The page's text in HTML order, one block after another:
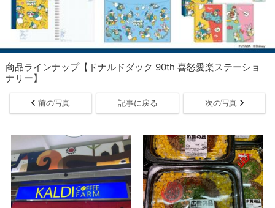
商品ラインナップ【ドナルドダック 90th 喜怒愛楽ステーショ
ナリー】
前の写真 記事に戻る 次の写真